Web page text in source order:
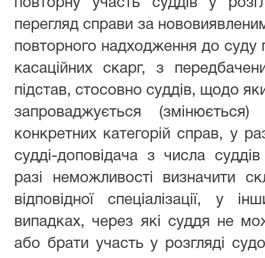
повторну участь суддів у
перегляд справи за
повторного надходження до суду
касаційних скарг, з
підстав, стосовно суддів, щодо
запроваджується (змінюється)
конкретних категорій справ, у
судді-доповідача з числа суддів
разі неможливості визначити
відповідної спеціалізації, у
випадках, через які суддя не
або брати участь у розгляді